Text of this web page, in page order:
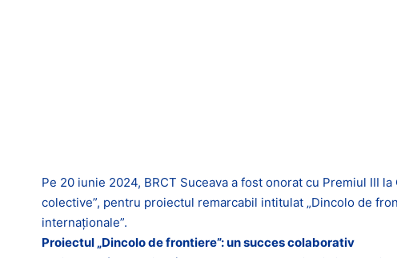
Pe 20 iunie 2024, BRCT Suceava a fost onorat cu Premiul III
colective”, pentru proiectul remarcabil intitulat „Dincolo de
internaționale”.
Proiectul „Dincolo de frontiere”: un succes colaborativ